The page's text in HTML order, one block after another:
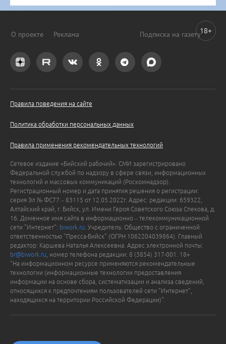
О проекте Реклама Подписка на газету
Правила поведения на сайте
Политика обработки персональных данных
Правила применения рекомендательных технологий
Сетевое издание «Бийский рабочий». СМИ зарегистрировано
Федеральной службой по надзору в сфере связи, информационных
технологий и массовых коммуникаций (Роскомнадзор).
Регистрационный номер и дата принятия решения о регистрации:
серия Эл № ФС77 – 83115 от 12.05.2022г. Адрес: редакции: 659322,
Алтайский край, г. Бийск, ул. Имени Героя Советского Союза Спекова, д.
16. Доменное имя сайта в информационно – телекоммуникационной
сети "Интернет": biwork.ru . Учредитель: Общество с ограниченной
ответственностью "Пресса-Бийск" (ОГРН 1062204039864). Главный
редактор: Каршева Наталья Алексеевна. Адрес электронной почты:
br@biwork.ru , номер телефона редакции: 8 (3854) 317-001. 18+
"На информационном ресурсе применяются рекомендательные
технологии (информационные технологии предоставления
информации на основе сбора, систематизации и анализа сведений,
относящихся к предпочтениям пользователей сети "Интернет",
находящихся на территории Российской Федерации)".
18+